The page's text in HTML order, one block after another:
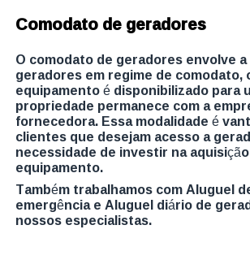
Comodato de geradores
O comodato de geradores envolve
geradores em regime de comodato,
equipamento é disponibilizado para
propriedade permanece com a
fornecedora. Essa modalidade é
clientes que desejam acesso a
necessidade de investir na
equipamento.
Também trabalhamos com Aluguel
emergência e Aluguel diário de
nossos especialistas.